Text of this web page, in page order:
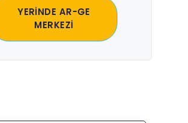
YERİNDE AR-GE
MERKEZİ